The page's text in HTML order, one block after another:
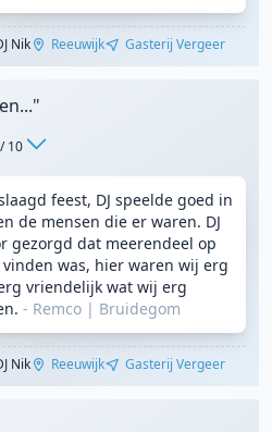
Nik Reeuwijk Gasterij Vergeer
/ 10
feest, DJ speelde goed in
de mensen die er waren. DJ
gezorgd dat meerendeel op
was, hier waren wij erg
vriendelijk wat wij erg
- Remco | Bruidegom
Nik Reeuwijk Gasterij Vergeer